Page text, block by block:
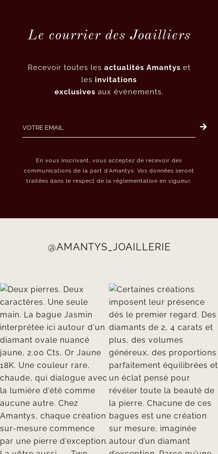
Le courrier des Joailliers
Recevoir toutes les actualités Amantys et
les invitations
exclusives aux évènements.
En vous inscrivant, vous acceptez de recevoir des
communications de la part d’Amantys. Vos données seront
traitées dans le respect de la réglementation en vigueur.
@AMANTYS_JOAILLERIE